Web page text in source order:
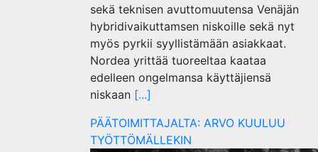
sekä teknisen avuttomuutensa Venäjän
hybridivaikuttamsen niskoille sekä nyt
myös pyrkii syyllistämään asiakkaat.
Nordea yrittää tuoreeltaa kaataa
edelleen ongelmansa käyttäjiensä
niskaan [...]
PÄÄTOIMITTAJALTA: ARVO KUULUU
TYÖTTÖMÄLLEKIN